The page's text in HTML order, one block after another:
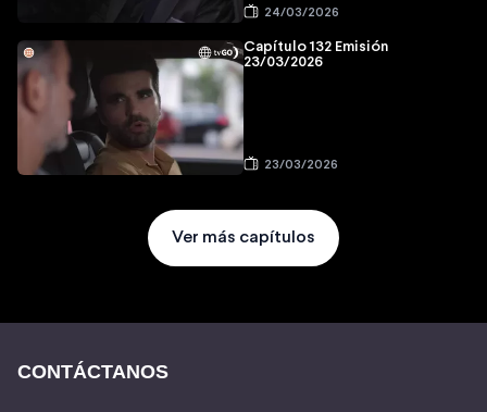
24/03/2026
Capítulo 132 Emisión
23/03/2026
23/03/2026
Ver más capítulos
CONTÁCTANOS